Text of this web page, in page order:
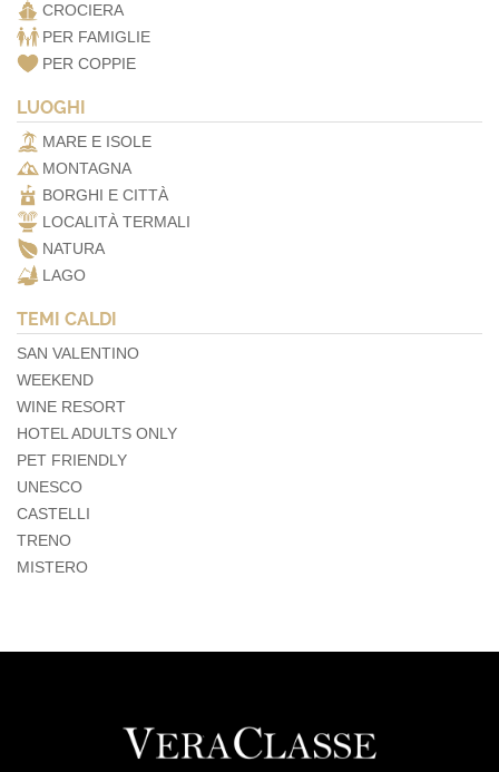
CROCIERA
PER FAMIGLIE
PER COPPIE
LUOGHI
MARE E ISOLE
MONTAGNA
BORGHI E CITTÀ
LOCALITÀ TERMALI
NATURA
LAGO
TEMI CALDI
SAN VALENTINO
WEEKEND
WINE RESORT
HOTEL ADULTS ONLY
PET FRIENDLY
UNESCO
CASTELLI
TRENO
MISTERO